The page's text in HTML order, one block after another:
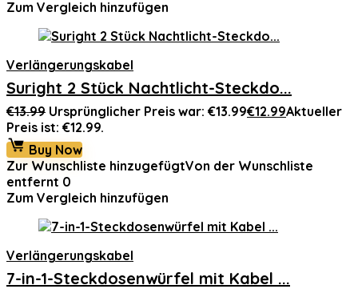
Zum Vergleich hinzufügen
Verlängerungskabel
Suright 2 Stück Nachtlicht-Steckdo...
€13.99 Ursprünglicher Preis war: €13.99€12.99Aktueller
Preis ist: €12.99.
Buy Now
Zur Wunschliste hinzugefügtVon der Wunschliste
entfernt 0
Zum Vergleich hinzufügen
Verlängerungskabel
7-in-1-Steckdosenwürfel mit Kabel ...